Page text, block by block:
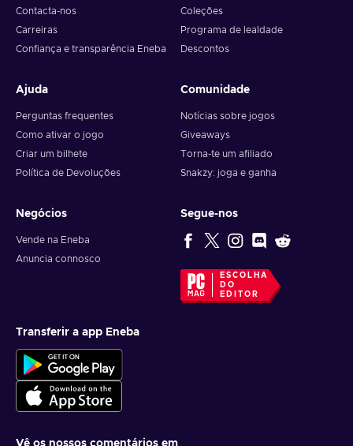
Contacta-nos
Carreiras
Confiança e transparência Eneba
Coleções
Programa de lealdade
Descontos
Ajuda
Perguntas frequentes
Como ativar o jogo
Criar um bilhete
Política de Devoluções
Comunidade
Notícias sobre jogos
Giveaways
Torna-te um afiliado
Snakzy: joga e ganha
Negócios
Vende na Eneba
Anuncia connosco
Segue-nos
ESCOLHA
DO
EDITOR
Transferir a app Eneba
Vê os nossos comentários em